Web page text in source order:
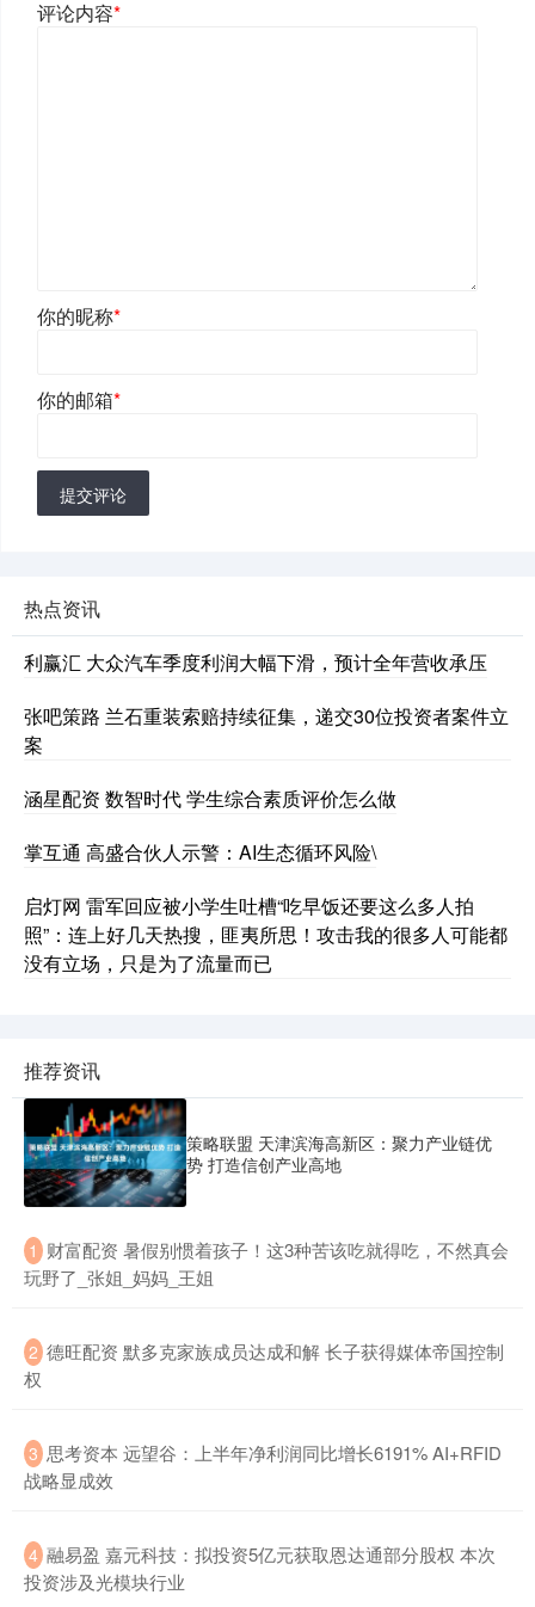
评论内容*
你的昵称*
你的邮箱*
提交评论
热点资讯
利赢汇 大众汽车季度利润大幅下滑，预计全年营收承压
张吧策路 兰石重装索赔持续征集，递交30位投资者案件立
案
涵星配资 数智时代 学生综合素质评价怎么做
掌互通 高盛合伙人示警：AI生态循环风险\
启灯网 雷军回应被小学生吐槽“吃早饭还要这么多人拍
照”：连上好几天热搜，匪夷所思！攻击我的很多人可能都
没有立场，只是为了流量而已
推荐资讯
策略联盟 天津滨海高新区：聚力产业链优
势 打造信创产业高地
1 ​财富配资 暑假别惯着孩子！这3种苦该吃就得吃，不然真会
玩野了_张姐_妈妈_王姐
2 ​德旺配资 默多克家族成员达成和解 长子获得媒体帝国控制
权
3 ​思考资本 远望谷：上半年净利润同比增长6191% AI+RFID
战略显成效
4 ​融易盈 嘉元科技：拟投资5亿元获取恩达通部分股权 本次
投资涉及光模块行业